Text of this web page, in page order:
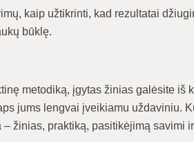
kaip užtikrinti, kad rezultatai
būklę.
metodiką, įgytas žinias galėsite iš
jums lengvai įveikiamu uždaviniu.
– žinias, praktiką, pasitikėjimą savimi